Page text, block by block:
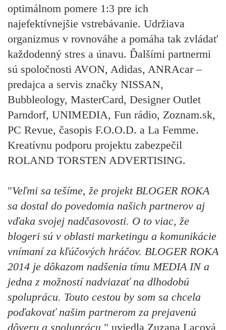
optimálnom pomere 1:3 pre ich
najefektívnejšie vstrebávanie. Udržiava
organizmus v rovnováhe a pomáha tak zvládať
každodenný stres a únavu. Ďalšími partnermi
sú spoločnosti AVON, Adidas, ANRAcar –
predajca a servis značky NISSAN,
Bubbleology, MasterCard, Designer Outlet
Parndorf, UNIMEDIA, Fun rádio, Zoznam.sk,
PC Revue, časopis F.O.O.D. a La Femme.
Kreatívnu podporu projektu zabezpečil
ROLAND TORSTEN ADVERTISING.
"Veľmi sa tešíme, že projekt BLOGER ROKA
sa dostal do povedomia našich partnerov aj
vďaka svojej nadčasovosti. O to viac, že
blogeri sú v oblasti marketingu a komunikácie
vnímaní za kľúčových hráčov. BLOGER ROKA
2014 je dôkazom nadšenia tímu MEDIA IN a
jedna z možností nadviazať na dlhodobú
spoluprácu. Touto cestou by som sa chcela
poďakovať našim partnerom za prejavenú
dôveru a spoluprácu," uviedla Zuzana Lacová